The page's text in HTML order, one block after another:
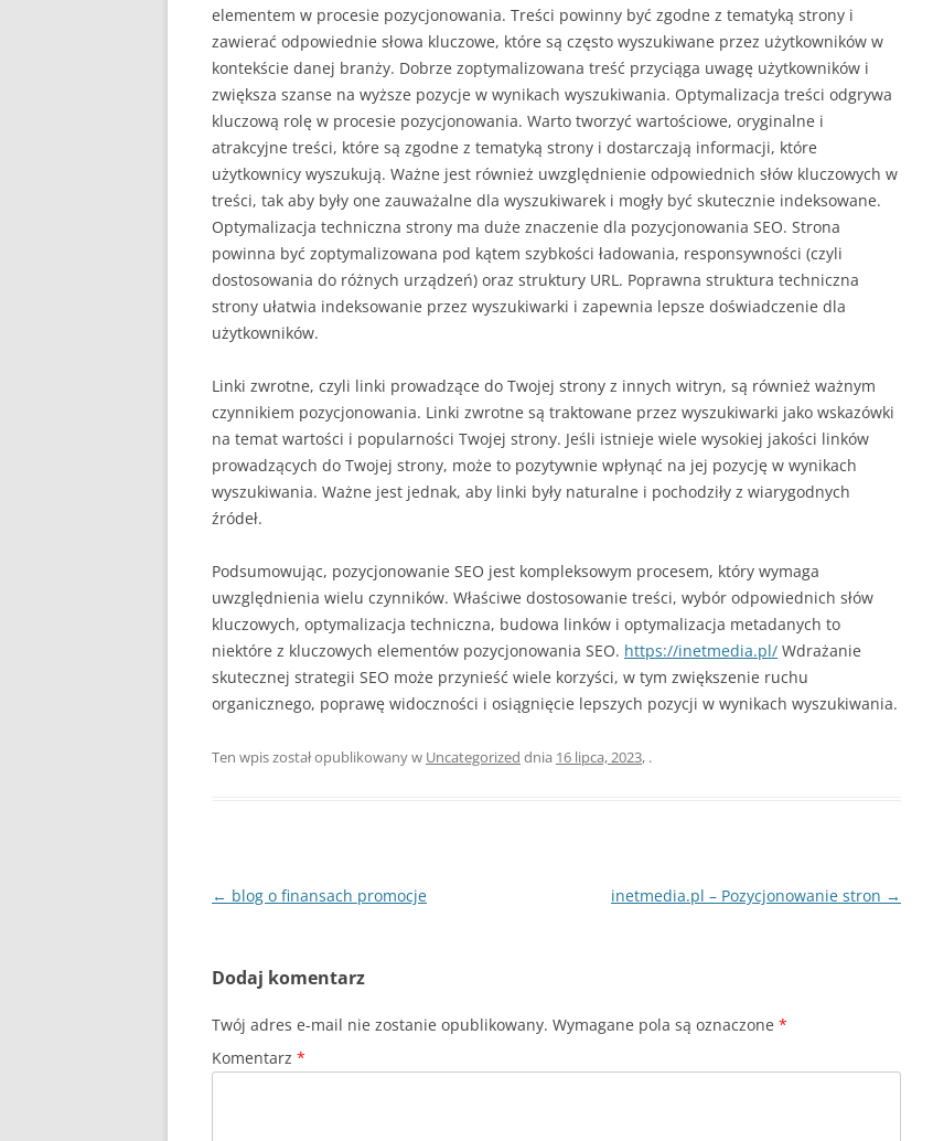
elementem w procesie pozycjonowania. Treści powinny być zgodne z tematyką strony i
zawierać odpowiednie słowa kluczowe, które są często wyszukiwane przez użytkowników w
kontekście danej branży. Dobrze zoptymalizowana treść przyciąga uwagę użytkowników i
zwiększa szanse na wyższe pozycje w wynikach wyszukiwania. Optymalizacja treści odgrywa
kluczową rolę w procesie pozycjonowania. Warto tworzyć wartościowe, oryginalne i
atrakcyjne treści, które są zgodne z tematyką strony i dostarczają informacji, które
użytkownicy wyszukują. Ważne jest również uwzględnienie odpowiednich słów kluczowych w
treści, tak aby były one zauważalne dla wyszukiwarek i mogły być skutecznie indeksowane.
Optymalizacja techniczna strony ma duże znaczenie dla pozycjonowania SEO. Strona
powinna być zoptymalizowana pod kątem szybkości ładowania, responsywności (czyli
dostosowania do różnych urządzeń) oraz struktury URL. Poprawna struktura techniczna
strony ułatwia indeksowanie przez wyszukiwarki i zapewnia lepsze doświadczenie dla
użytkowników.
Linki zwrotne, czyli linki prowadzące do Twojej strony z innych witryn, są również ważnym
czynnikiem pozycjonowania. Linki zwrotne są traktowane przez wyszukiwarki jako wskazówki
na temat wartości i popularności Twojej strony. Jeśli istnieje wiele wysokiej jakości linków
prowadzących do Twojej strony, może to pozytywnie wpłynąć na jej pozycję w wynikach
wyszukiwania. Ważne jest jednak, aby linki były naturalne i pochodziły z wiarygodnych
źródeł.
Podsumowując, pozycjonowanie SEO jest kompleksowym procesem, który wymaga
uwzględnienia wielu czynników. Właściwe dostosowanie treści, wybór odpowiednich słów
kluczowych, optymalizacja techniczna, budowa linków i optymalizacja metadanych to
niektóre z kluczowych elementów pozycjonowania SEO. https://inetmedia.pl/ Wdrażanie
skutecznej strategii SEO może przynieść wiele korzyści, w tym zwiększenie ruchu
organicznego, poprawę widoczności i osiągnięcie lepszych pozycji w wynikach wyszukiwania.
Ten wpis został opublikowany w Uncategorized dnia 16 lipca, 2023, .
Nawigacja
← blog o finansach promocje inetmedia.pl – Pozycjonowanie stron →
Dodaj komentarz
Twój adres e-mail nie zostanie opublikowany. Wymagane pola są oznaczone *
Komentarz *